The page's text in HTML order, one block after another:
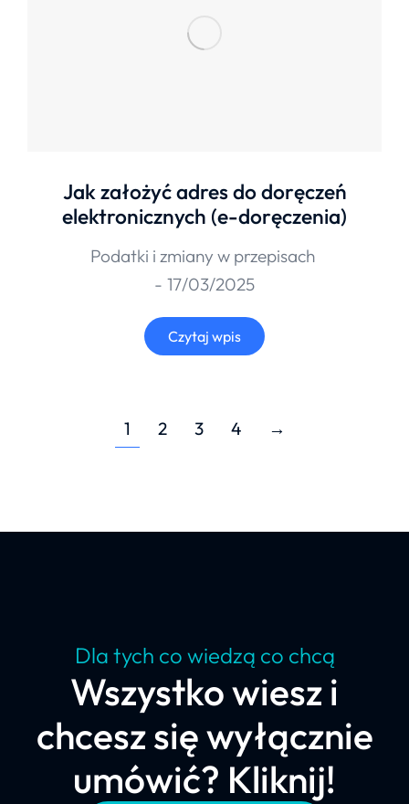
Jak założyć adres do doręczeń
elektronicznych (e-doręczenia)
Podatki i zmiany w przepisach
17/03/2025
Czytaj wpis
1 2 3 4 →
Dla tych co wiedzą co chcą
Wszystko wiesz i
chcesz się wyłącznie
umówić? Kliknij!